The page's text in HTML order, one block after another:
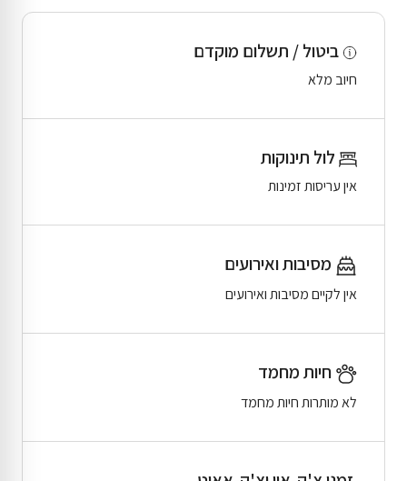
ביטול / תשלום מוקדם
חיוב מלא
לול תינוקות
אין עריסות זמינות
מסיבות ואירועים
אין לקיים מסיבות ואירועים
חיות מחמד
לא מותרות חיות מחמד